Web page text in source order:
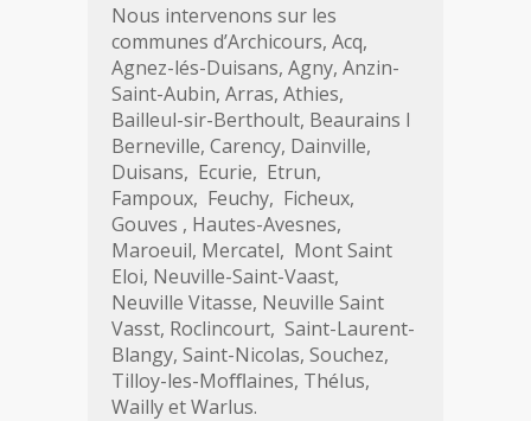
Nous intervenons sur les
communes d’Archicours, Acq,
Agnez-lés-Duisans, Agny, Anzin-
Saint-Aubin, Arras, Athies,
Bailleul-sir-Berthoult, Beaurains I
Berneville, Carency, Dainville,
Duisans, Ecurie, Etrun,
Fampoux, Feuchy, Ficheux,
Gouves , Hautes-Avesnes,
Maroeuil, Mercatel, Mont Saint
Eloi, Neuville-Saint-Vaast,
Neuville Vitasse, Neuville Saint
Vasst, Roclincourt, Saint-Laurent-
Blangy, Saint-Nicolas, Souchez,
Tilloy-les-Moﬄaines, Thélus,
Wailly et Warlus.